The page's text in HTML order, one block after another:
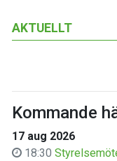
AKTUELLT
Kommande
17 aug 2026
18:30